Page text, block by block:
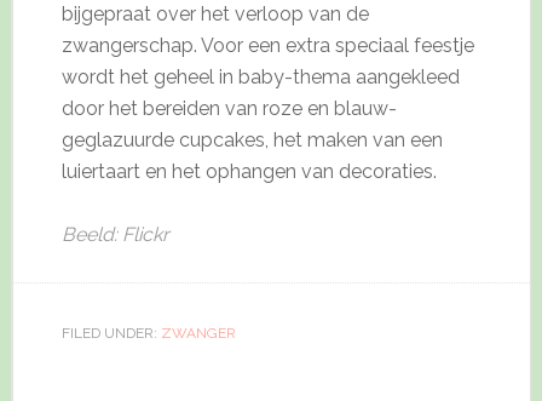
bijgepraat over het verloop van de
zwangerschap. Voor een extra speciaal feestje
wordt het geheel in baby-thema aangekleed
door het bereiden van roze en blauw-
geglazuurde cupcakes, het maken van een
luiertaart en het ophangen van decoraties.
Beeld: Flickr
FILED UNDER: ZWANGER